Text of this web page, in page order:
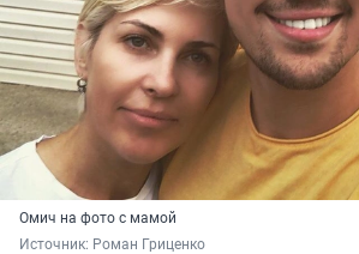
Омич на фото с мамой
Источник: Роман Гриценко